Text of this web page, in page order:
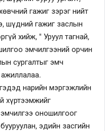
гажиг зэрэг нийт
шүдний гажиг заслын
хийж, " Уруул тагнай,
эмчилгээний орчин
сургалтыг эмч
нарийн мэргэжлийн
хүртээмжийг
оношилгоог
эдийн засгийн